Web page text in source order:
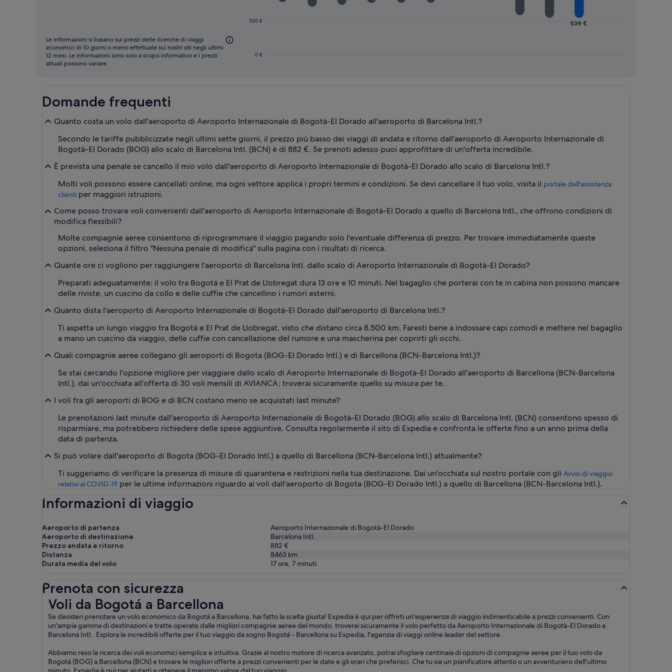
0 €
500 € 539 €
Le informazioni si basano sui prezzi delle ricerche di viaggi
economici di 10 giorni o meno effettuate sui nostri siti negli ultimi
12 mesi. Le informazioni sono solo a scopo informativo e i prezzi
attuali possono variare.
Domande frequenti
Quanto costa un volo dall'aeroporto di Aeroporto Internazionale di Bogotà-El Dorado all'aeroporto di Barcelona Intl.?
Secondo le tariffe pubblicizzate negli ultimi sette giorni, il prezzo più basso dei viaggi di andata e ritorno dall'aeroporto di Aeroporto Internazionale di
Bogotà-El Dorado (BOG) allo scalo di Barcelona Intl. (BCN) è di 882 €. Se prenoti adesso puoi approfittare di un'offerta incredibile.
È prevista una penale se cancello il mio volo dall'aeroporto di Aeroporto Internazionale di Bogotà-El Dorado allo scalo di Barcelona Intl.?
Molti voli possono essere cancellati online, ma ogni vettore applica i propri termini e condizioni. Se devi cancellare il tuo volo, visita il portale dell'assistenza
clienti per maggiori istruzioni.
Come posso trovare voli convenienti dall'aeroporto di Aeroporto Internazionale di Bogotà-El Dorado a quello di Barcelona Intl., che offrono condizioni di
modifica flessibili?
Molte compagnie aeree consentono di riprogrammare il viaggio pagando solo l'eventuale differenza di prezzo. Per trovare immediatamente queste
opzioni, seleziona il filtro "Nessuna penale di modifica" sulla pagina con i risultati di ricerca.
Quante ore ci vogliono per raggiungere l'aeroporto di Barcelona Intl. dallo scalo di Aeroporto Internazionale di Bogotà-El Dorado?
Preparati adeguatamente: il volo tra Bogotá e El Prat de Llobregat dura 13 ore e 10 minuti. Nel bagaglio che porterai con te in cabina non possono mancare
delle riviste, un cuscino da collo e delle cuffie che cancellino i rumori esterni.
Quanto dista l'aeroporto di Aeroporto Internazionale di Bogotà-El Dorado dall'aeroporto di Barcelona Intl.?
Ti aspetta un lungo viaggio tra Bogotá e El Prat de Llobregat, visto che distano circa 8.500 km. Faresti bene a indossare capi comodi e mettere nel bagaglio
a mano un cuscino da viaggio, delle cuffie con cancellazione del rumore e una mascherina per coprirti gli occhi.
Quali compagnie aeree collegano gli aeroporti di Bogota (BOG-El Dorado Intl.) e di Barcellona (BCN-Barcelona Intl.)?
Se stai cercando l'opzione migliore per viaggiare dallo scalo di Aeroporto Internazionale di Bogotà-El Dorado all'aeroporto di Barcellona (BCN-Barcelona
Intl.), dai un'occhiata all'offerta di 30 voli mensili di AVIANCA: troverai sicuramente quello su misura per te.
I voli fra gli aeroporti di BOG e di BCN costano meno se acquistati last minute?
Le prenotazioni last minute dall'aeroporto di Aeroporto Internazionale di Bogotà-El Dorado (BOG) allo scalo di Barcelona Intl. (BCN) consentono spesso di
risparmiare, ma potrebbero richiedere delle spese aggiuntive. Consulta regolarmente il sito di Expedia e confronta le offerte fino a un anno prima della
data di partenza.
Si può volare dall'aeroporto di Bogota (BOG-El Dorado Intl.) a quello di Barcellona (BCN-Barcelona Intl.) attualmente?
Ti suggeriamo di verificare la presenza di misure di quarantena e restrizioni nella tua destinazione. Dai un'occhiata sul nostro portale con gli Avvisi di viaggio
relativi al COVID-19 per le ultime informazioni riguardo ai voli dall'aeroporto di Bogota (BOG-El Dorado Intl.) a quello di Barcellona (BCN-Barcelona Intl.).
Informazioni di viaggio
Aeroporto di partenza
Aeroporto Internazionale di Bogotà-El Dorado
Aeroporto di destinazione
Barcelona Intl.
Prezzo andata e ritorno
882 €
Distanza
8463 km
Durata media del volo
17 ore, 7 minuti
Prenota con sicurezza
Voli da Bogotá a Barcellona
Se desideri prenotare un volo economico da Bogotá a Barcellona, hai fatto la scelta giusta! Expedia è qui per offrirti un'esperienza di viaggio indimenticabile a prezzi convenienti. Con
un'ampia gamma di destinazioni e tratte operate dalle migliori compagnie aeree del mondo, troverai sicuramente il volo perfetto da Aeroporto Internazionale di Bogotà-El Dorado a
Barcelona Intl.. Esplora le incredibili offerte per il tuo viaggio da sogno Bogotá - Barcellona su Expedia, l'agenzia di viaggi online leader del settore.
Abbiamo reso la ricerca dei voli economici semplice e intuitiva. Grazie al nostro motore di ricerca avanzato, potrai sfogliare centinaia di opzioni di compagnie aeree per il tuo volo da
Bogotá (BOG) a Barcellona (BCN) e trovare le migliori offerte a prezzi convenienti per le date e gli orari che preferisci. Che tu sia un pianificatore attento o un avventuriero dell'ultimo
Voli da Bogotá a Barcellona